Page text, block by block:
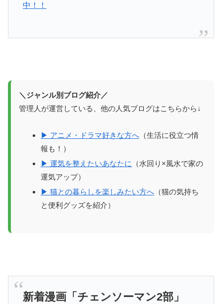
中！！
＼ジャンル別ブログ紹介／
管理人が運営している、他の人気ブログはこちらから↓
▶ アニメ・ドラマ好きな方へ （生活に役立つ情
報も！）
▶ 運気を整えたいあなたに
（水回り×風水で家の
運気アップ）
▶ 猫との暮らしを楽しみたい方へ （猫の気持ち
と便利グッズを紹介）
新着漫画「チェンソーマン2部」